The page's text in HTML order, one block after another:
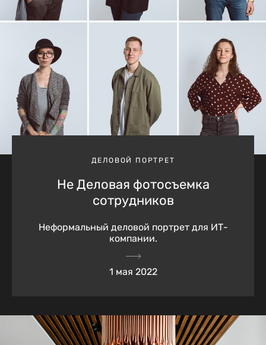
ДЕЛОВОЙ ПОРТРЕТ
Не Деловая фотосъемка
сотрудников
Неформальный деловой портрет для ИТ-
компании.
1 мая 2022